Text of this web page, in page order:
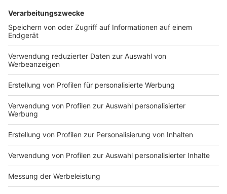
Wir verwenden einen Service eines
Drittanbieters, um Videoinhalte
Daten zu Ihren Aktivitäten
Details durch und stimmen Sie der
Nutzung des Service zu, um dieses
Video anzusehen.
Akzeptieren
powered byUsercentrics Consent
Management Platform
Herbert Grönemeyer - Eleganz
Anzeige